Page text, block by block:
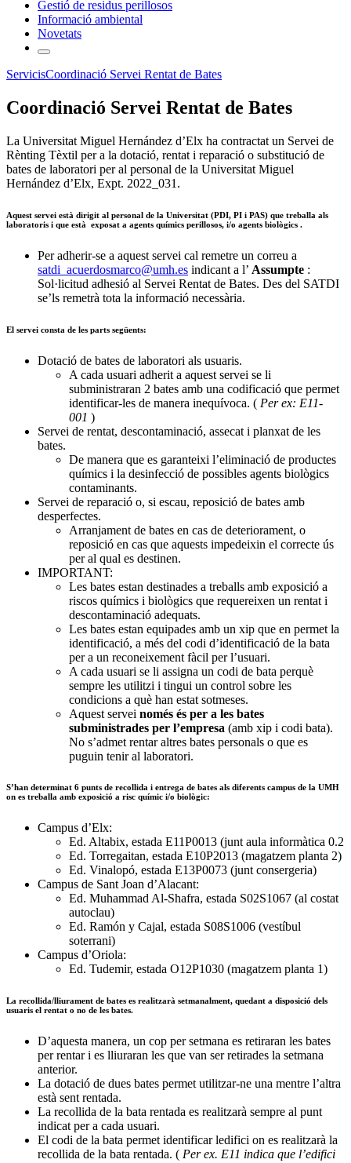
Gestió de residus perillosos
Informació ambiental
Novetats
ServicisCoordinació Servei Rentat de Bates
Coordinació Servei Rentat de Bates
La Universitat Miguel Hernández d’Elx ha contractat un Servei de
Rènting Tèxtil per a la dotació, rentat i reparació o substitució de
bates de laboratori per al personal de la Universitat Miguel
Hernández d’Elx, Expt. 2022_031.
Aquest servei està dirigit al personal de la Universitat (PDI, PI i PAS) que treballa als
laboratoris i que està exposat a agents químics perillosos, i/o agents biològics .
Per adherir-se a aquest servei cal remetre un correu a
satdi_acuerdosmarco@umh.es indicant a l’ Assumpte :
Sol·licitud adhesió al Servei Rentat de Bates. Des del SATDI
se’ls remetrà tota la informació necessària.
El servei consta de les parts següents:
Dotació de bates de laboratori als usuaris.
A cada usuari adherit a aquest servei se li
subministraran 2 bates amb una codificació que permet
identificar-les de manera inequívoca. ( Per ex: E11-
001 )
Servei de rentat, descontaminació, assecat i planxat de les
bates.
De manera que es garanteixi l’eliminació de productes
químics i la desinfecció de possibles agents biològics
contaminants.
Servei de reparació o, si escau, reposició de bates amb
desperfectes.
Arranjament de bates en cas de deteriorament, o
reposició en cas que aquests impedeixin el correcte ús
per al qual es destinen.
IMPORTANT:
Les bates estan destinades a treballs amb exposició a
riscos químics i biològics que requereixen un rentat i
descontaminació adequats.
Les bates estan equipades amb un xip que en permet la
identificació, a més del codi d’identificació de la bata
per a un reconeixement fàcil per l’usuari.
A cada usuari se li assigna un codi de bata perquè
sempre les utilitzi i tingui un control sobre les
condicions a què han estat sotmeses.
Aquest servei només és per a les bates
subministrades per l’empresa (amb xip i codi bata).
No s’admet rentar altres bates personals o que es
puguin tenir al laboratori.
S’han determinat 6 punts de recollida i entrega de bates als diferents campus de la UMH
on es treballa amb exposició a risc químic i/o biològic:
Campus d’Elx:
Ed. Altabix, estada E11P0013 (junt aula informàtica 0.2
Ed. Torregaitan, estada E10P2013 (magatzem planta 2)
Ed. Vinalopó, estada E13P0073 (junt consergeria)
Campus de Sant Joan d’Alacant:
Ed. Muhammad Al-Shafra, estada S02S1067 (al costat
autoclau)
Ed. Ramón y Cajal, estada S08S1006 (vestíbul
soterrani)
Campus d’Oriola:
Ed. Tudemir, estada O12P1030 (magatzem planta 1)
La recollida/lliurament de bates es realitzarà setmanalment, quedant a disposició dels
usuaris el rentat o no de les bates.
D’aquesta manera, un cop per setmana es retiraran les bates
per rentar i es lliuraran les que van ser retirades la setmana
anterior.
La dotació de dues bates permet utilitzar-ne una mentre l’altra
està sent rentada.
La recollida de la bata rentada es realitzarà sempre al punt
indicat per a cada usuari.
El codi de la bata permet identificar ledifici on es realitzarà la
recollida de la bata rentada. ( Per ex. E11 indica que l’edifici